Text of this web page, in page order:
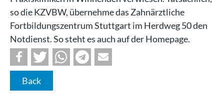
so die KZVBW, übernehme das Zahnärztliche
Fortbildungszentrum Stuttgart im Herdweg 50 den
Notdienst. So steht es auch auf der Homepage.
Back